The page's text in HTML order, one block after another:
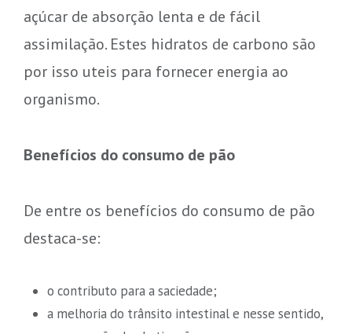
açúcar de absorção lenta e de fácil
assimilação. Estes hidratos de carbono são
por isso uteis para fornecer energia ao
organismo.
Benefícios do consumo de pão
De entre os benefícios do consumo de pão
destaca-se:
o contributo para a saciedade;
a melhoria do trânsito intestinal e nesse sentido,